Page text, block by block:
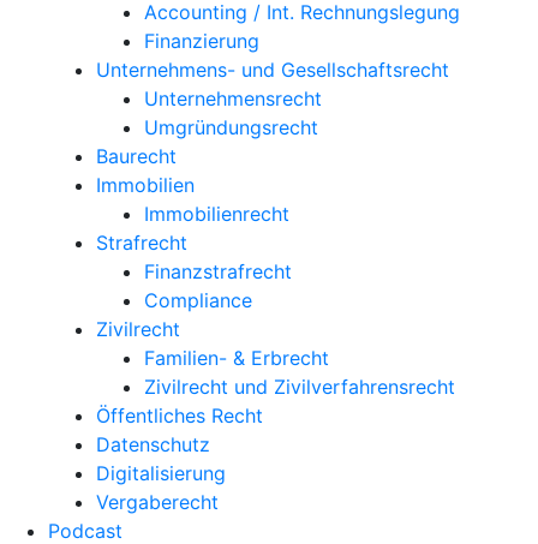
Accounting / Int. Rechnungslegung
Finanzierung
Unternehmens- und Gesellschaftsrecht
Unternehmensrecht
Umgründungsrecht
Baurecht
Immobilien
Immobilienrecht
Strafrecht
Finanzstrafrecht
Compliance
Zivilrecht
Familien- & Erbrecht
Zivilrecht und Zivilverfahrensrecht
Öffentliches Recht
Datenschutz
Digitalisierung
Vergaberecht
Podcast